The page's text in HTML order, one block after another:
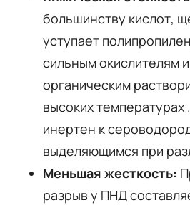
большинству кислот,
уступает
сильным окислителям
органическим
высоких температурах
инертен к
выделяющимся при
Меньшая жесткость:
разрыв у ПНД